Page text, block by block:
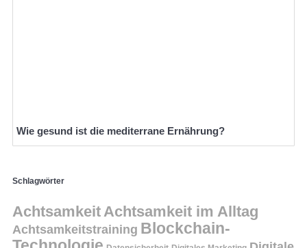
Wie gesund ist die mediterrane Ernährung?
Schlagwörter
AchtsamkeitAchtsamkeit im Alltag
Achtsamkeitstraining Blockchain-